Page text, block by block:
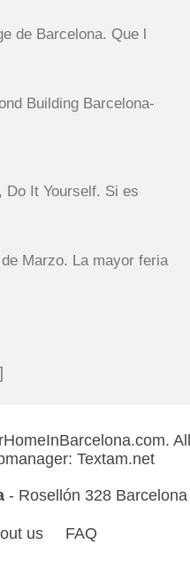
de Barcelona. Que l
Building Barcelona-
Do It Yourself. Si es
Marzo. La mayor feria
. All
Textam.net
- Rosellón 328 Barcelona
us FAQ